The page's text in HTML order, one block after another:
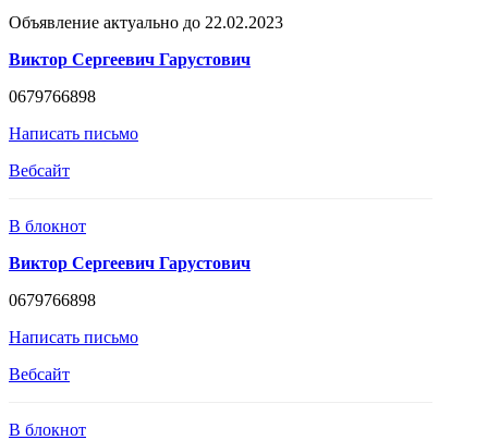
Объявление актуально до 22.02.2023
Виктор Сергеевич Гарустович
0679766898
Написать письмо
Вебсайт
В блокнот
Виктор Сергеевич Гарустович
0679766898
Написать письмо
Вебсайт
В блокнот